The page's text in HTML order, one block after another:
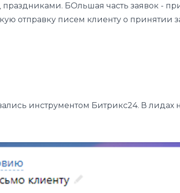
БОльшая часть заявок -
отправку писем клиенту о принятии
инструментом Битрикс24. В лидах